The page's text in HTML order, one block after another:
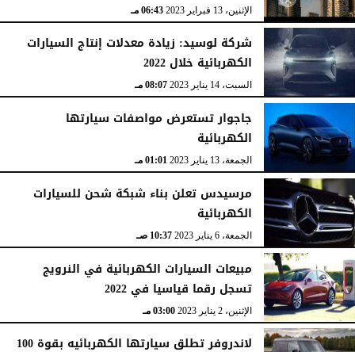
الإثنين، 13 فبراير 2023 06:43 مـ
شركة لوسيد: زيادة معدلات إنتاج السيارات
الكهربائية خلال 2022
السبت، 14 يناير 2023 08:07 مـ
جاجوار تستعرض مواصفات سيارتها
الكهربائية
الجمعة، 13 يناير 2023 01:01 مـ
مرسيدس تعلن بناء شبكة شحن للسيارات
الكهربائية
الجمعة، 6 يناير 2023 10:37 صـ
مبيعات السيارات الكهربائية في النرويج
تسجل رقما قياسيا في 2022
الإثنين، 2 يناير 2023 03:00 مـ
لاندروفر تطلق سيارتها الكهربائيه بقوة 100